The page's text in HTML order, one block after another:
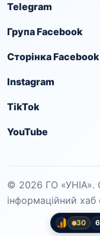
Telegram
Група Facebook
Сторінка Facebook
Instagram
TikTok
YouTube
© 2026 ГО «УНІА».
інформаційний хаб
30